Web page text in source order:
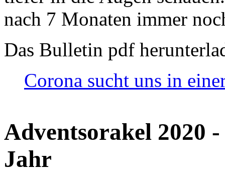
nach 7 Monaten immer
Das Bulletin pdf
Corona sucht uns in
Adventsorakel 2020
Jahr